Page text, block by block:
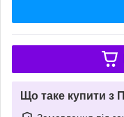
Що таке купити з